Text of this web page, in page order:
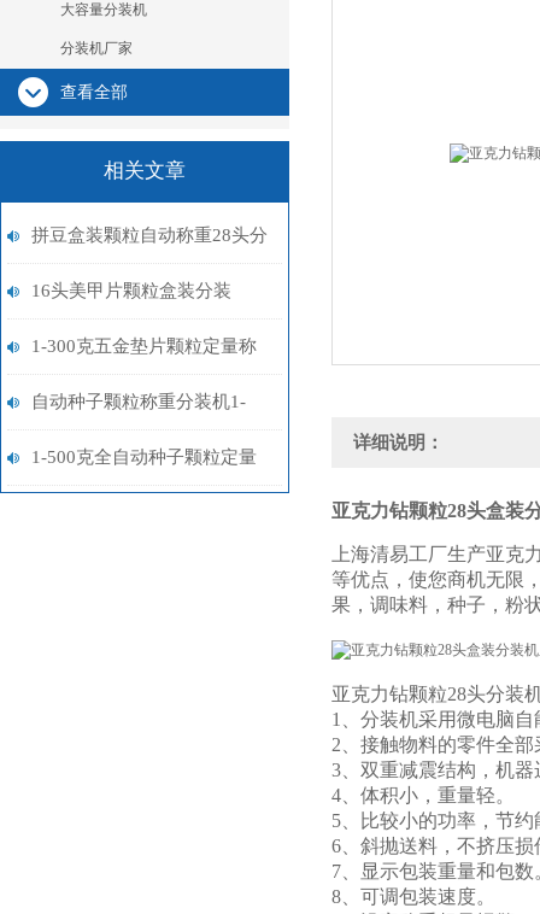
大容量分装机
分装机厂家
查看全部
相关文章
拼豆盒装颗粒自动称重28头分
装机厂家定制
16头美甲片颗粒盒装分装
机/24头软陶片颗粒分装机厂
家
1-300克五金垫片颗粒定量称
重分装机厂家
自动种子颗粒称重分装机1-
500克
1-500克全自动种子颗粒定量
详细说明：
亚克力钻颗粒28头盒装
上海清易工厂生产亚克
等优点，使您商机无限
果，调味料，种子，粉
亚克力钻颗粒28头分装
1、分装机采用微电脑
2、接触物料的零件全
3、双重减震结构，机
4、体积小，重量轻。
5、比较小的功率，节约
6、斜抛送料，不挤压
7、显示包装重量和包数
8、可调包装速度。